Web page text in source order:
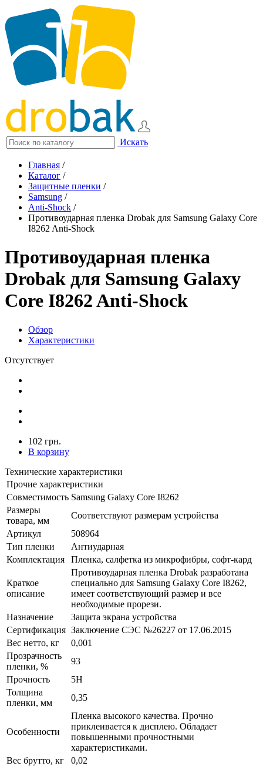
Искать
Главная /
Каталог /
Защитные пленки /
Samsung /
Anti-Shock /
Противоударная пленка Drobak для Samsung Galaxy Core
I8262 Anti-Shock
Противоударная пленка
Drobak для Samsung Galaxy
Core I8262 Anti-Shock
Обзор
Характеристики
Отсутствует
102 грн.
В корзину
Технические характеристики
Прочие характеристики
Совместимость Samsung Galaxy Core I8262
Размеры
товара, мм
Соответствуют размерам устройства
Артикул
508964
Тип пленки
Антиударная
Комплектация
Пленка, салфетка из микрофибры, софт-кард
Краткое
описание
Противоударная пленка Drobak разработана
специально для Samsung Galaxy Core I8262,
имеет соответствующий размер и все
необходимые прорези.
Назначение
Защита экрана устройства
Сертификация Заключение СЭС №26227 от 17.06.2015
Вес нетто, кг
0,001
Прозрачность
пленки, %
93
Прочность
5H
Толщина
пленки, мм
0,35
Особенности
Пленка высокого качества. Прочно
приклеивается к дисплею. Обладает
повышенными прочностными
характеристиками.
Вес брутто, кг
0,02